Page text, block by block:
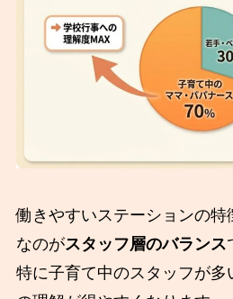
働きやすいステーションの特
なのがスタッフ層のバランス
特に子育て中のスタッフが多